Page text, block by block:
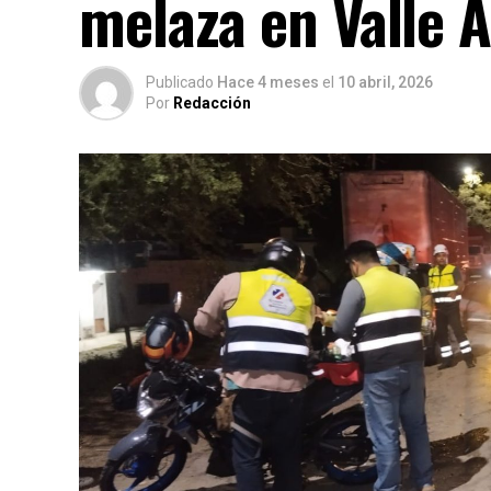
melaza en Valle
Publicado Hace 4 meses el 10 abril, 2026
Por Redacción